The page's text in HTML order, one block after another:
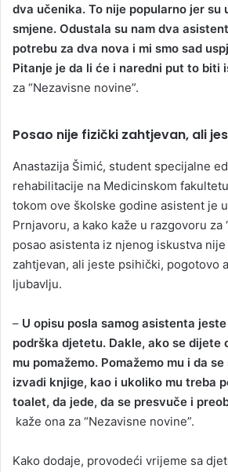
dva učenika. To nije popularno jer su
smjene. Odustala su nam dva
potrebu za dva nova i mi smo sad
Pitanje je da li će i naredni put to biti
za “Nezavisne novine”.
Posao nije fizički zahtjevan, ali
Anastazija Šimić, student specijalne
rehabilitacije na Medicinskom
tokom ove školske godine asistent je
Prnjavoru, a kako kaže u razgovoru za
posao asistenta iz njenog iskustva
zahtjevan, ali jeste psihički, pogotovo
ljubavlju.
– U opisu posla samog asistenta
podrška djetetu. Dakle, ako se dijete
mu pomažemo. Pomažemo mu i da
izvadi knjige, kao i ukoliko mu treba
toalet, da jede, da se presvuče i
kaže ona za “Nezavisne novine”.
Kako dodaje, provodeći vrijeme sa